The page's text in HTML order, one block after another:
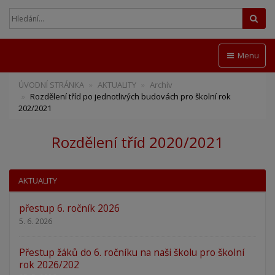
Menu
ÚVODNÍ STRÁNKA AKTUALITY
Archív
Rozdělení tříd po jednotlivých budovách pro školní rok
202/2021
Rozdělení tříd 2020/2021
AKTUALITY
přestup 6. ročník 2026
5. 6. 2026
Přestup žáků do 6. ročníku na naši školu pro školní
rok 2026/202